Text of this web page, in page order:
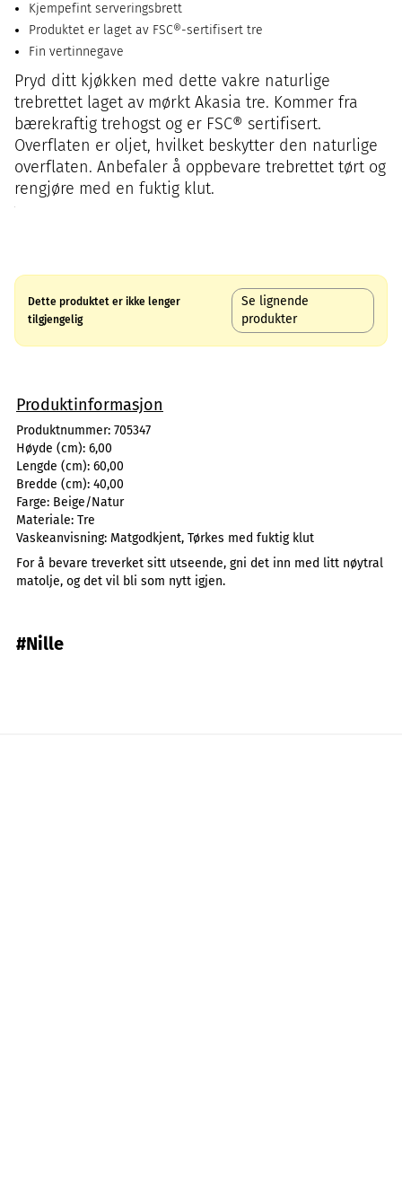
Kjempefint serveringsbrett
Produktet er laget av FSC®-sertifisert tre
Fin vertinnegave
Pryd ditt kjøkken med dette vakre naturlige
trebrettet laget av mørkt Akasia tre. Kommer fra
bærekraftig trehogst og er FSC® sertifisert.
Overflaten er oljet, hvilket beskytter den naturlige
overflaten. Anbefaler å oppbevare trebrettet tørt og
rengjøre med en fuktig klut.
Dette produktet er ikke lenger
tilgjengelig
Se lignende
produkter
Produktinformasjon
Produktnummer: 705347
Høyde (cm): 6,00
Lengde (cm): 60,00
Bredde (cm): 40,00
Farge: Beige/Natur
Materiale: Tre
Vaskeanvisning: Matgodkjent, Tørkes med fuktig klut
For å bevare treverket sitt utseende, gni det inn med litt nøytral
matolje, og det vil bli som nytt igjen.
#Nille